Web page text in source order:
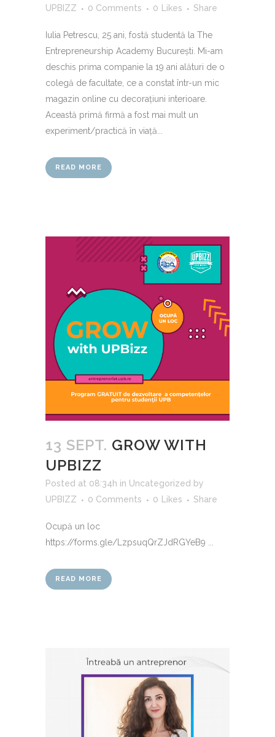
UPBIZZ
0 Comments 0 Likes Share
Iulia Petrescu, 25 ani, fostă studentă la The
Entrepreneurship Academy București. Mi-am
deschis prima companie la 19 ani alături de o
colegă de facultate, ce a constat într-un mic
magazin online cu decorațiuni interioare.
Această primă firmă a fost mai mult un
experiment/practică în viață...
READ MORE
13 SEPT. GROW WITH
UPBIZZ
Posted at 08:34h in Uncategorized by
UPBIZZ
0 Comments 0 Likes Share
Ocupă un loc
https://forms.gle/LzpsuqQrZJdRGYeB9 ...
READ MORE